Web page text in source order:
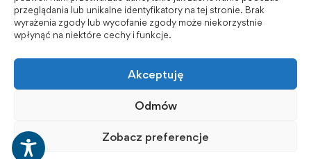
przeglądania lub unikalne identyfikatory na tej stronie. Brak
wyrażenia zgody lub wycofanie zgody może niekorzystnie
wpłynąć na niektóre cechy i funkcje.
Akceptuję
Odmów
Zobacz preferencje